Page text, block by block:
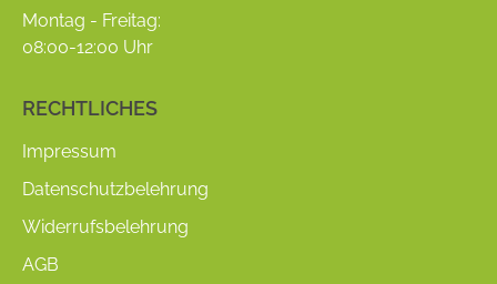
in
new
in
new
Montag - Freitag:
08:00-12:00 Uhr
RECHTLICHES
Impressum
Datenschutzbelehrung
Widerrufsbelehrung
AGB